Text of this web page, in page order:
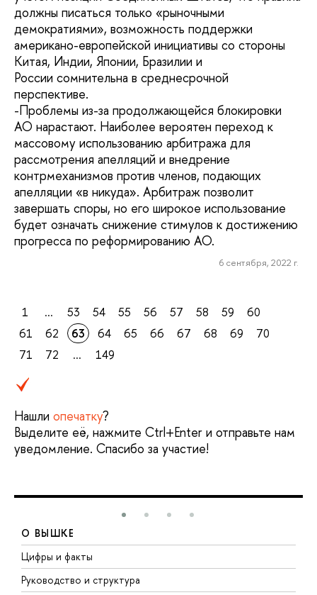
должны писаться только «рыночными
демократиями», возможность поддержки
американо-европейской инициативы со стороны
Китая, Индии, Японии, Бразилии и
России сомнительна в среднесрочной
перспективе.
-Проблемы из-за продолжающейся блокировки
АО нарастают. Наиболее вероятен переход к
массовому использованию арбитража для
рассмотрения апелляций и внедрение
контрмеханизмов против членов, подающих
апелляции «в никуда». Арбитраж позволит
завершать споры, но его широкое использование
будет означать снижение стимулов к достижению
прогресса по реформированию АО.
6 сентября, 2022 г.
1 ... 53 54 55 56 57 58 59
60
61
62 63 64 65 66 67 68 69
70
71
72 ... 149
Нашли опечатку?
Выделите её, нажмите Ctrl+Enter и отправьте нам
уведомление. Спасибо за участие!
О ВЫШКЕ
Цифры и факты
Руководство и структура